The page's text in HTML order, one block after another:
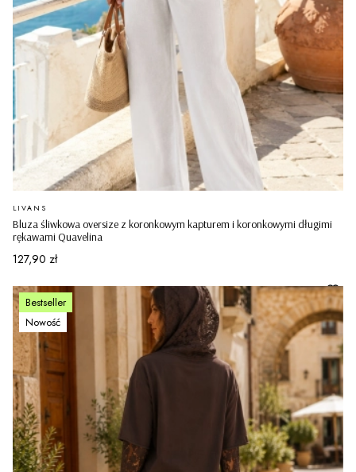
Bluza śliwkowa oversize z koronkowym kapturem i koronkowymi długimi
rękawami Quavelina
PRODUCENT
LIVANS
Cena
127,90 zł
Bestseller
Nowość